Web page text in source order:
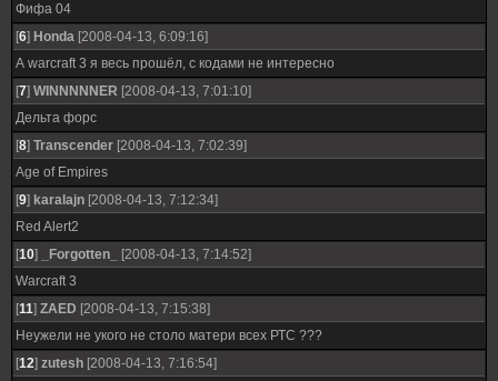
Фифа 04
[6] Honda [2008-04-13, 6:09:16]
А warcraft 3 я весь прошёл, с кодами не интересно
[7] WINNNNNER [2008-04-13, 7:01:10]
Дельта форс
[8] Transcender [2008-04-13, 7:02:39]
Age of Empires
[9] karalajn [2008-04-13, 7:12:34]
Red Alert2
[10] _Forgotten_
[2008-04-13, 7:14:52]
Warcraft 3
[11] ZAED [2008-04-13, 7:15:38]
Неужели не укого не столо матери всех РТС ???
[12] zutesh [2008-04-13, 7:16:54]